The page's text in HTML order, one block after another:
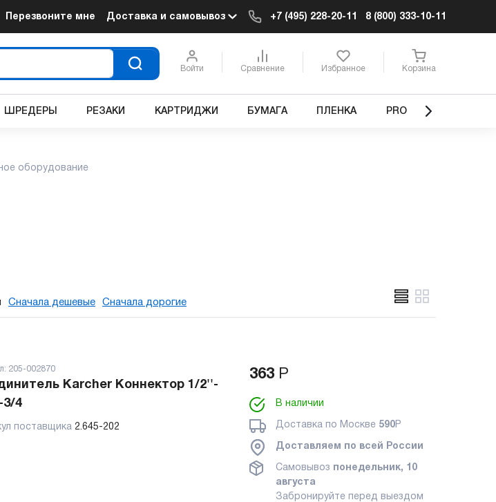
Перезвоните мне Доставка и самовывоз +7 (495) 228-20-11 8 (800) 333-10-11
Войти Сравнение Избранное Корзина
ШРЕДЕРЫ РЕЗАКИ КАРТРИДЖИ БУМАГА ПЛЕНКА PRO
оборудование
Сначала дешевые Сначала дорогие
205-002870
Karcher Коннектор 1/2''-
3/4
поставщика 2.645-202
363 Р
В наличии
Доставка по Москве 590Р
Доставляем по всей России
Самовывоз понедельник, 10
августа
Забронируйте перед выездом